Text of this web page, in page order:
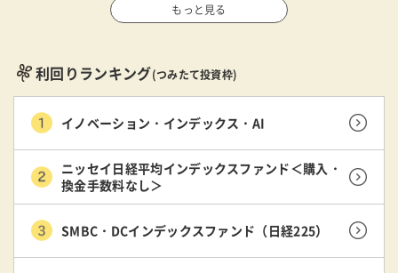
もっと見る
利回りランキング(つみたて投資枠)
イノベーション・インデックス・AI
ニッセイ日経平均インデックスファンド＜購入・
換金手数料なし＞
SMBC・DCインデックスファンド（日経225）